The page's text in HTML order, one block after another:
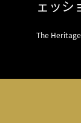
ェッシ
The